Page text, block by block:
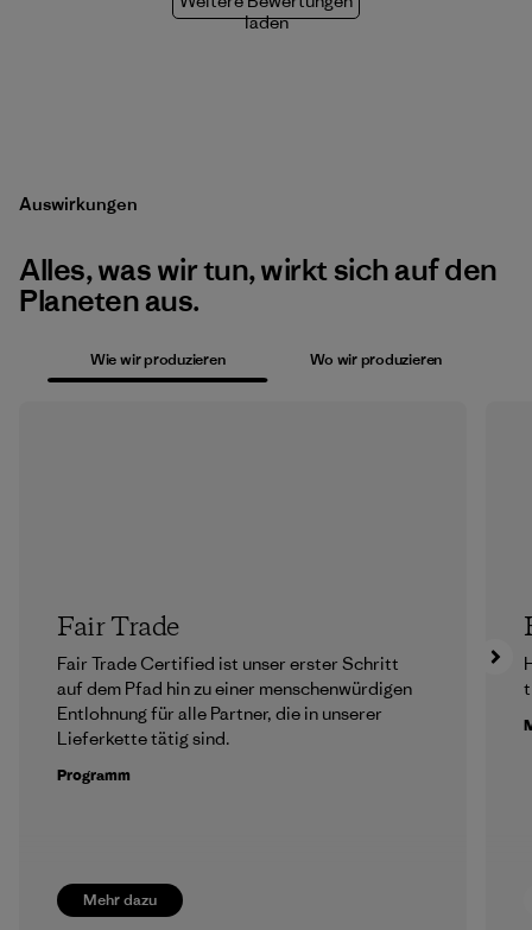
laden
Auswirkungen
Alles, was wir tun, wirkt sich auf den
Planeten aus.
Wie wir produzieren Wo wir produzieren
Mehr dazu
Fair Trade
Fair Trade Certified ist unser erster Schritt
auf dem Pfad hin zu einer menschenwürdigen
Entlohnung für alle Partner, die in unserer
Lieferkette tätig sind.
Programm